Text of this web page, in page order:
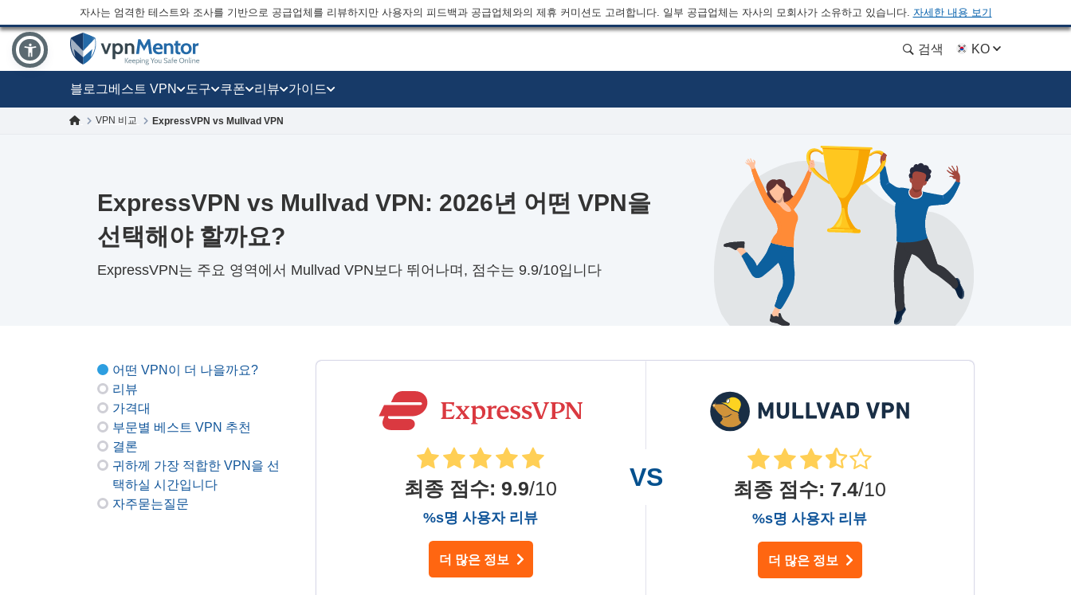
자사는 엄격한 테스트와 조사를 기반으로 공급업체를 리뷰하지만 사용자의 피드백과 공급업체와의 제휴 커미션도 고려합니다. 일부 공급업체는 자사의 모회사가 소유하고 있습니다. 자세한 내용 보기
검색 KO
블로그베스트 VPN 도구 쿠폰 리뷰 가이드
VPN 비교 ExpressVPN vs Mullvad VPN
ExpressVPN vs Mullvad VPN: 2026년 어떤 VPN을
선택해야 할까요?
ExpressVPN는 주요 영역에서 Mullvad VPN보다 뛰어나며, 점수는 9.9/10입니다
어떤 VPN이 더 나을까요?
리뷰
가격대
부문별 베스트 VPN 추천
결론
귀하께 가장 적합한 VPN을 선
택하실 시간입니다
자주묻는질문
최종 점수: 9.9/10
%s명 사용자 리뷰
더 많은 정보
최종 점수: 7.4/10
%s명 사용자 리뷰
더 많은 정보